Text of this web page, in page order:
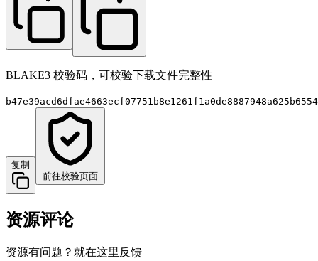
BLAKE3 校验码，可校验下载文件完整性
复制
前往校验页面
资源评论
资源有问题？就在这里反馈